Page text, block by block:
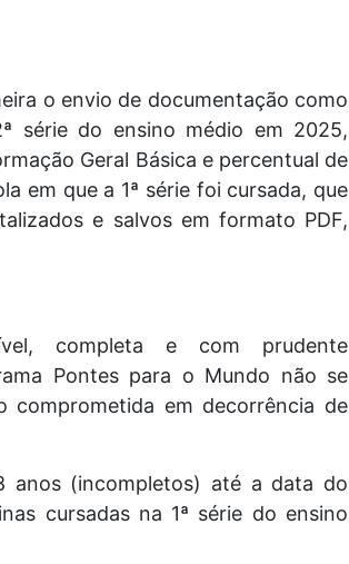
o envio de documentação como
série do ensino médio em 2025,
Geral Básica e percentual de
em que a 1ª série foi cursada, que
e salvos em formato PDF,
completa e com prudente
Pontes para o Mundo não se
comprometida em decorrência de
anos (incompletos) até a data do
cursadas na 1ª série do ensino